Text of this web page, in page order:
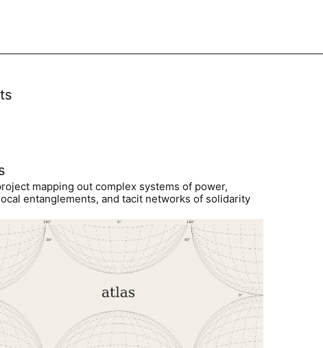
mapping out complex systems of power,
entanglements, and tacit networks of solidarity